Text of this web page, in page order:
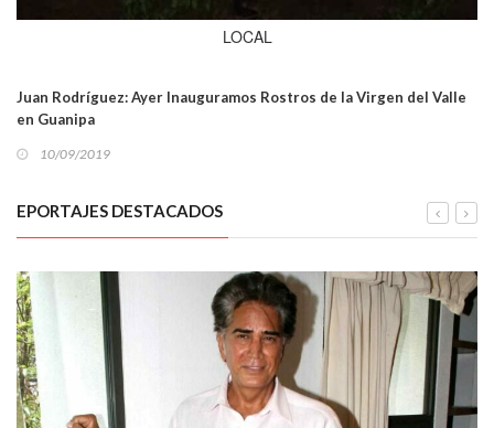
LOCAL
Juan Rodríguez: Ayer Inauguramos Rostros de la Virgen del Valle
en Guanipa
10/09/2019
EPORTAJES DESTACADOS